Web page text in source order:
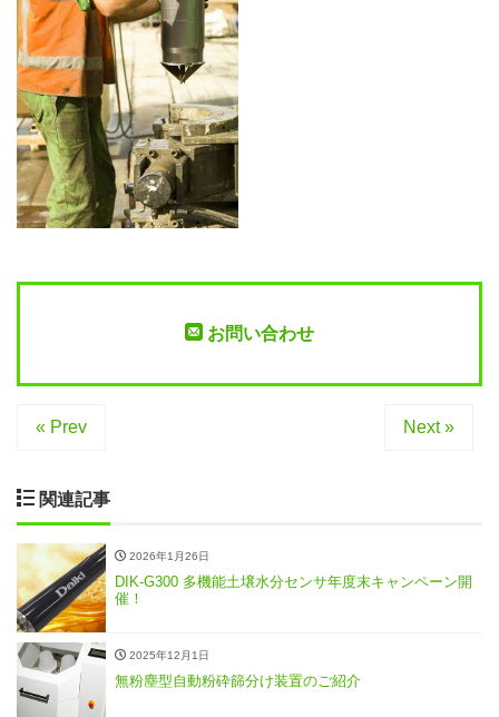
お問い合わせ
« Prev Next »
関連記事
2026年1月26日
DIK-G300 多機能土壌水分センサ年度末キャンペーン開
催！
2025年12月1日
無粉塵型自動粉砕篩分け装置のご紹介